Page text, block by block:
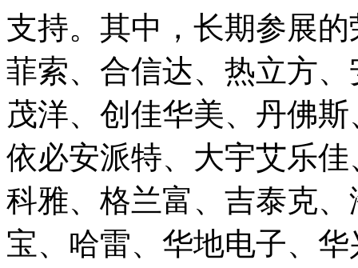
支持。其中，长期参展
菲索、合信达、热立方
茂洋、创佳华美、丹佛
依必安派特、大宇艾乐
科雅、格兰富、吉泰克
宝、哈雷、华地电子、